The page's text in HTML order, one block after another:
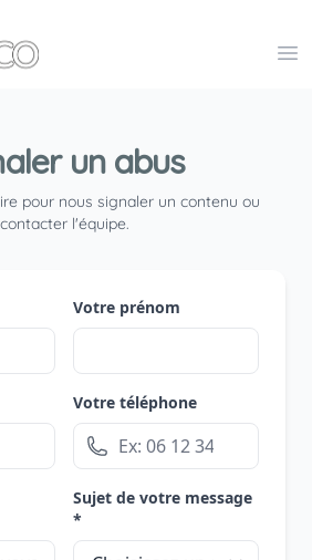
de Salons, Evénements et
un abus
pour nous signaler un contenu ou
contacter l'équipe.
Votre prénom
Votre téléphone
Sujet de votre message
*